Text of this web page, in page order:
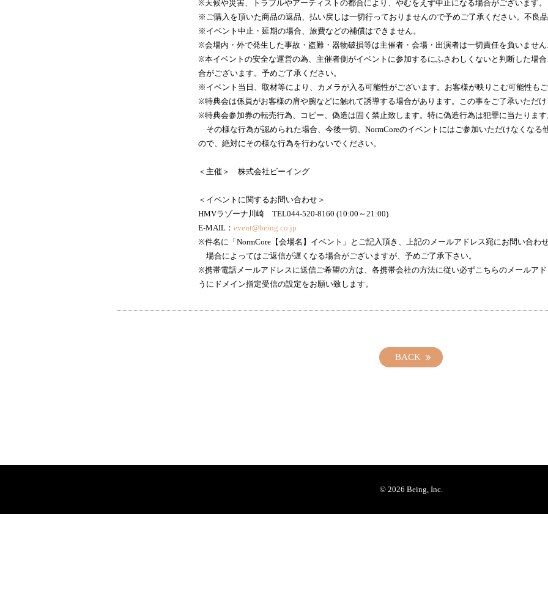
※天候や災害、トラブルやアーティストの都合により、やむをえず中止になる場合がございます。
※ご購入を頂いた商品の返品、払い戻しは一切行っておりませんので予めご了承ください。不良
※イベント中止・延期の場合、旅費などの補償はできません。
※会場内・外で発生した事故・盗難・器物破損等は主催者・会場・出演者は一切責任を負いません
※本イベントの安全な運営の為、主催者側がイベントに参加するにふさわしくないと判断した場
合がございます。予めご了承ください。
※イベント当日、取材等により、カメラが入る可能性がございます。お客様が映りこむ可能性も
※特典会は係員がお客様の肩や腕などに触れて誘導する場合があります。この事をご了承いただけ
※特典会参加券の転売行為、コピー、偽造は固く禁止致します。特に偽造行為は犯罪に当たります
その様な行為が認められた場合、今後一切、NormCoreのイベントにはご参加いただけなくなる
ので、絶対にその様な行為を行わないでください。
＜主催＞ 株式会社ビーイング
＜イベントに関するお問い合わせ＞
HMVラゾーナ川崎 TEL044-520-8160 (10:00～21:00)
E-MAIL： event@being.co.jp
※件名に「NormCore【会場名】イベント」とご記入頂き、上記のメールアドレス宛にお問い合わ
場合によってはご返信が遅くなる場合がございますが、予めご了承下さい。
※携帯電話メールアドレスに送信ご希望の方は、各携帯会社の方法に従い必ずこちらのメールアド
うにドメイン指定受信の設定をお願い致します。
BACK
© 2026 Being, Inc.